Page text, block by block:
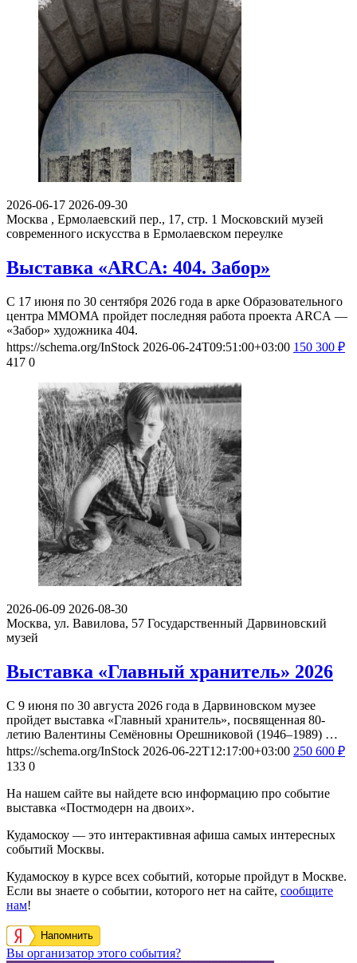
2026-06-17 2026-09-30
Москва , Ермолаевский пер., 17, стр. 1 Московский музей
современного искусства в Ермолаевском переулке
Выставка «ARCA: 404. Забор»
С 17 июня по 30 сентября 2026 года в арке Образовательного
центра ММОМА пройдет последняя работа проекта ARCA —
«Забор» художника 404.
https://schema.org/InStock 2026-06-24T09:51:00+03:00 150 300 ₽
417 0
2026-06-09 2026-08-30
Москва, ул. Вавилова, 57 Государственный Дарвиновский
музей
Выставка «Главный хранитель» 2026
С 9 июня по 30 августа 2026 года в Дарвиновском музее
пройдет выставка «Главный хранитель», посвященная 80-
летию Валентины Семёновны Орешниковой (1946–1989) …
https://schema.org/InStock 2026-06-22T12:17:00+03:00 250 600 ₽
133 0
На нашем сайте вы найдете всю информацию про событие
выставка «Постмодерн на двоих».
Кудамоскоу — это интерактивная афиша самых интересных
событий Москвы.
Кудамоскоу в курсе всех событий, которые пройдут в Москве.
Если вы знаете о событии, которого нет на сайте, сообщите
нам!
Напомнить
Вы организатор этого события?